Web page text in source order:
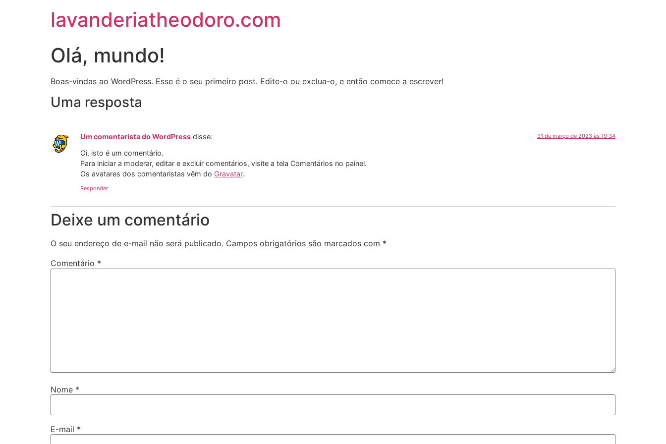
lavanderiatheodoro.com
Olá, mundo!
Boas-vindas ao WordPress. Esse é o seu primeiro post. Edite-o ou exclua-o, e então comece a escrever!
Uma resposta
Um comentarista do WordPress disse: 31 de março de 2023 às 19:34
Oi, isto é um comentário.
Para iniciar a moderar, editar e excluir comentários, visite a tela Comentários no painel.
Os avatares dos comentaristas vêm do Gravatar.
Responder
Deixe um comentário
O seu endereço de e-mail não será publicado. Campos obrigatórios são marcados com *
Comentário *
Nome *
E-mail *